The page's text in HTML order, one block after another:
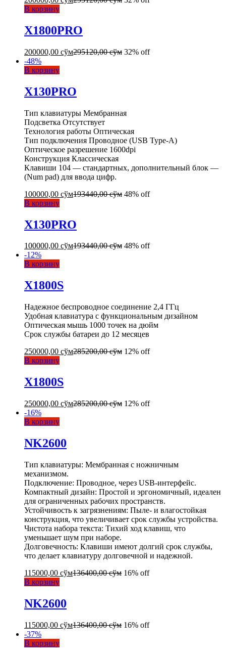
В корзину
X1800PRO
200000,00 сўм295120,00сўм 32% off
-48%
В корзину
X130PRO
Тип клавиатуры Мембранная
Подсветка Отсутствует
Технология работы Оптическая
Тип подключения Проводное (USB Type-A)
Оптическое разрешение 1600dpi
Конструкция Классическая
Клавиши 104 — стандартных, дополнительный блок —
(Num pad) для ввода цифр.
100000,00 сўм193440,00сўм 48% off
В корзину
X130PRO
100000,00 сўм193440,00сўм 48% off
-12%
В корзину
X1800S
Надежное беспроводное соединение 2,4 ГГц
Удобная клавиатура с функциональным дизайном
Оптическая мышь 1000 точек на дюйм
Срок службы батареи до 12 месяцев
250000,00 сўм285200,00сўм 12% off
В корзину
X1800S
250000,00 сўм285200,00сўм 12% off
-16%
В корзину
NK2600
Тип клавиатуры: Мембранная с ножничным
механизмом.
Подключение: Проводное, через USB-интерфейс.
Компактный дизайн: Простой и эргономичный, идеален
для ограниченных рабочих пространств.
Устойчивость к загрязнениям: Пыле- и влагостойкая
конструкция, что увеличивает срок службы устройства.
Чистота набора текста: Тихий ход клавиш, что
уменьшает шум при наборе.
Долговечность: Клавиши имеют долгий срок службы,
что делает клавиатуру долговечной и надежной.
115000,00 сўм136400,00сўм 16% off
В корзину
NK2600
115000,00 сўм136400,00сўм 16% off
-37%
В корзину